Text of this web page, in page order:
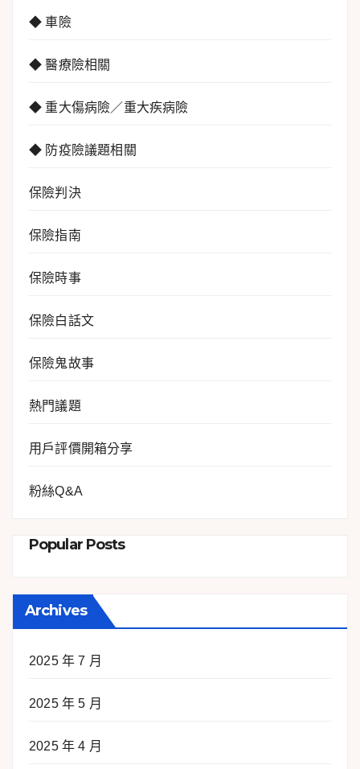
◆ 車險
◆ 醫療險相關
◆ 重大傷病險／重大疾病險
◆ 防疫險議題相關
保險判決
保險指南
保險時事
保險白話文
保險鬼故事
熱門議題
用戶評價開箱分享
粉絲Q&A
Popular Posts
Archives
2025 年 7 月
2025 年 5 月
2025 年 4 月